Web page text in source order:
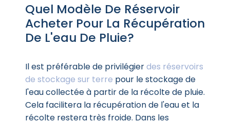
Quel Modèle De Réservoir
Acheter Pour La Récupération
De L'eau De Pluie?
Il est préférable de privilégierdes réservoirs
de stockage sur terre pour le stockage de
l'eau collectée à partir de la récolte de pluie.
Cela facilitera la récupération de l'eau et la
récolte restera très froide. Dans les